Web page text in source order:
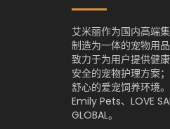
艾米丽作为国内高端集
制造为一体的宠物用品
致力于为用户提供健康
安全的宠物护理方案；
舒心的爱宠饲养环境
Emily Pets、LOVE
GLOBAL。